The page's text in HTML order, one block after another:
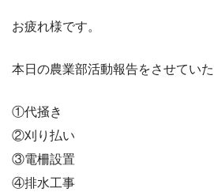
お疲れ様です。
本日の農業部活動報告をさせていた
①代掻き
②刈り払い
③電柵設置
④排水工事